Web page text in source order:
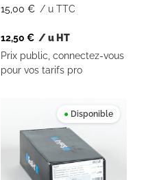
15,00 € / u TTC
12,50 € / u HT
Prix public, connectez-vous
pour vos tarifs pro
● Disponible